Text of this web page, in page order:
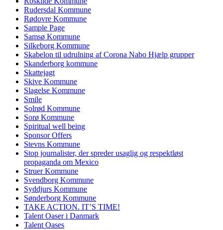
Rudersdal Kommune
Rødovre Kommune
Sample Page
Samsø Kommune
Silkeborg Kommune
Skabelon til udrulning af Corona Nabo Hjælp grupper
Skanderborg kommune
Skattejagt
Skive Kommune
Slagelse Kommune
Smile
Solrød Kommune
Sorø Kommune
Spiritual well being
Sponsor Offers
Stevns Kommune
Stop journalister, der spreder usaglig og respektløst
propaganda om Mexico
Struer Kommune
Svendborg Kommune
Syddjurs Kommune
Sønderborg Kommune
TAKE ACTION. IT’S TIME!
Talent Oaser i Danmark
Talent Oases